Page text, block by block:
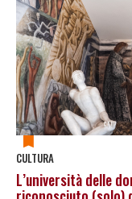
CULTURA
L’università delle